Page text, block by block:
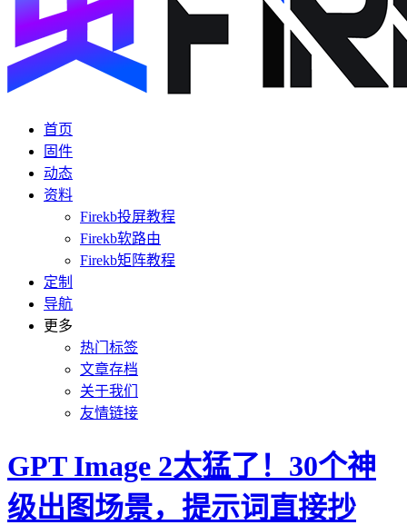
首页
固件
动态
资料
Firekb投屏教程
Firekb软路由
Firekb矩阵教程
定制
导航
更多
热门标签
文章存档
关于我们
友情链接
GPT Image 2太猛了！30个神
级出图场景，提示词直接抄